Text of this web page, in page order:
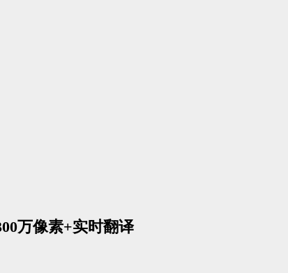
万像素+实时翻译